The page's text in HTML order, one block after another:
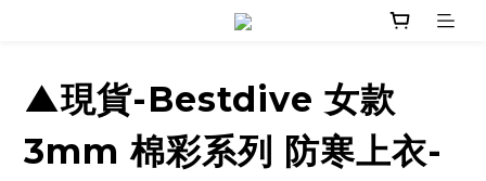
▲現貨-Bestdive 女款
3mm 棉彩系列 防寒上衣-